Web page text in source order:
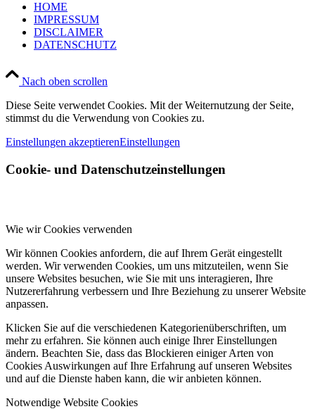
HOME
IMPRESSUM
DISCLAIMER
DATENSCHUTZ
Nach oben scrollen
Diese Seite verwendet Cookies. Mit der Weiternutzung der Seite,
stimmst du die Verwendung von Cookies zu.
Einstellungen akzeptierenEinstellungen
Cookie- und Datenschutzeinstellungen
Wie wir Cookies verwenden
Wir können Cookies anfordern, die auf Ihrem Gerät eingestellt
werden. Wir verwenden Cookies, um uns mitzuteilen, wenn Sie
unsere Websites besuchen, wie Sie mit uns interagieren, Ihre
Nutzererfahrung verbessern und Ihre Beziehung zu unserer Website
anpassen.
Klicken Sie auf die verschiedenen Kategorienüberschriften, um
mehr zu erfahren. Sie können auch einige Ihrer Einstellungen
ändern. Beachten Sie, dass das Blockieren einiger Arten von
Cookies Auswirkungen auf Ihre Erfahrung auf unseren Websites
und auf die Dienste haben kann, die wir anbieten können.
Notwendige Website Cookies